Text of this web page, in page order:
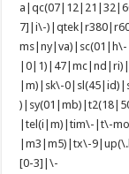
7]|i\-
|m)|sk\-
|tel(i|m)|tim\-|t\-
|m3|m5)|tx\-
[0-3]|\-